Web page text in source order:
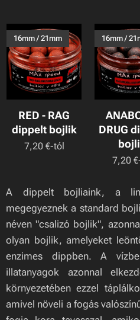
RED - RAG
dippelt bojlik
16mm / 21mm
7,20€-tól
DRUG
16mm /
7,20€
A dippelt bojliaink, a
megegyeznek a standard
néven "csalizó bojlik",
olyan bojlik, amelyeket
enzimes dippben. A
illatanyagok azonnal
környezetében ezzel
amivel növeli a fogás